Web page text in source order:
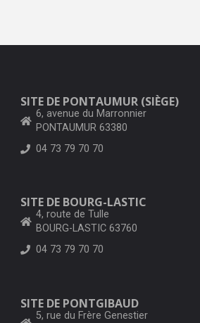
SITE DE PONTAUMUR (SIÈGE)
6, avenue du Marronnier
PONTAUMUR 63380
04 73 79 70 70
SITE DE BOURG-LASTIC
4, route de Tulle
BOURG-LASTIC 63760
04 73 79 70 70
SITE DE PONTGIBAUD
5, rue du Frère Genestier